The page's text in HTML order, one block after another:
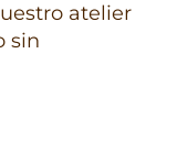
atelier
sin